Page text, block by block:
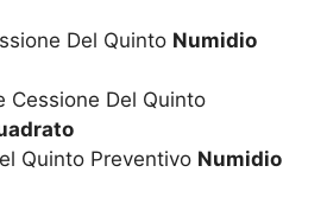
Del Quinto Numidio
Cessione Del Quinto
Quinto Preventivo Numidio